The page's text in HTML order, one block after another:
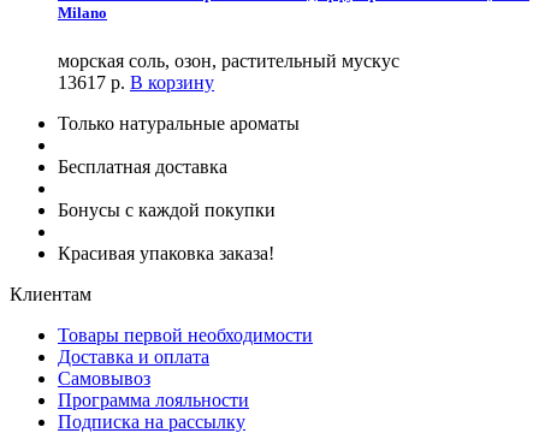
Milano
морская соль, озон, растительный мускус
13617 р. В корзину
Только натуральные ароматы
Бесплатная доставка
Бонусы с каждой покупки
Красивая упаковка заказа!
Клиентам
Товары первой необходимости
Доставка и оплата
Самовывоз
Программа лояльности
Подписка на рассылку